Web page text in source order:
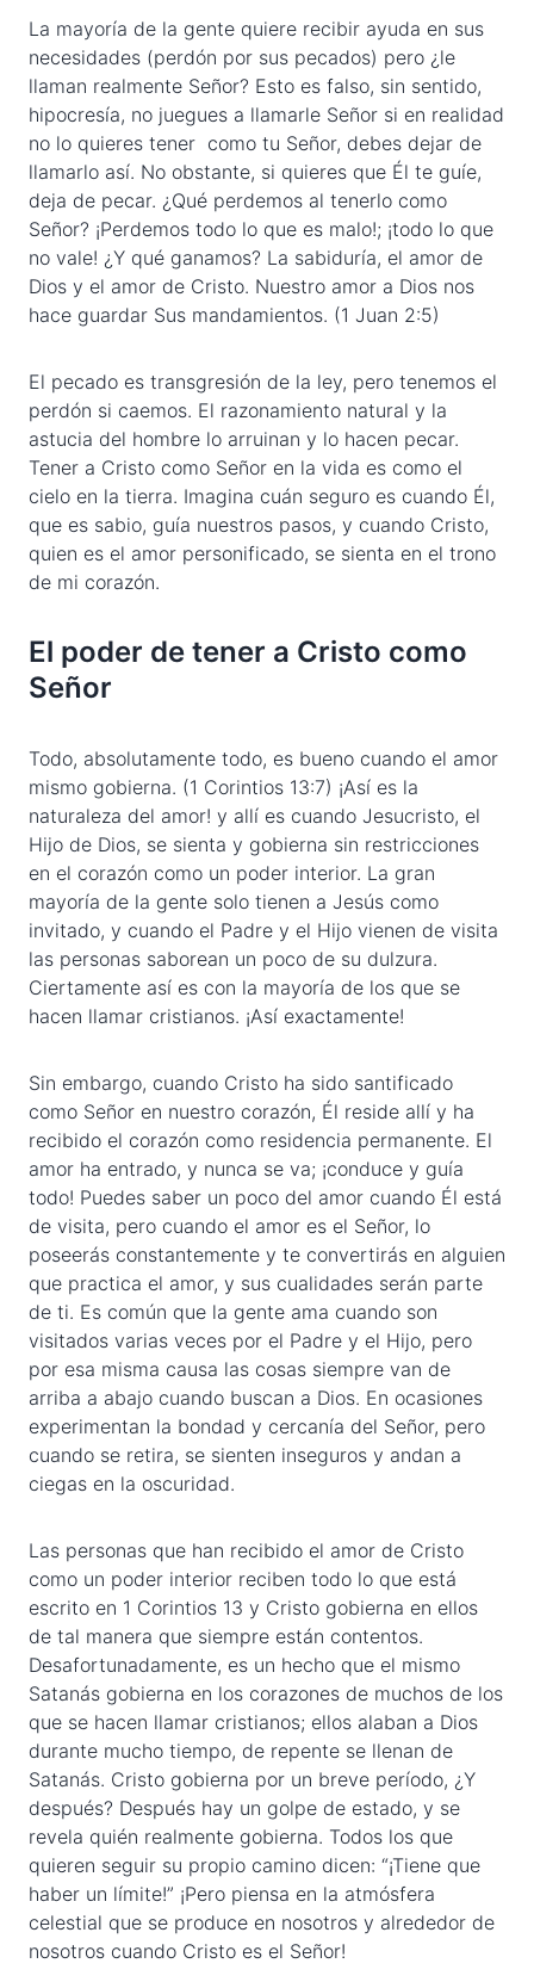
La mayoría de la gente quiere recibir ayuda en sus
necesidades (perdón por sus pecados) pero ¿le
llaman realmente Señor? Esto es falso, sin sentido,
hipocresía, no juegues a llamarle Señor si en realidad
no lo quieres tener como tu Señor, debes dejar de
llamarlo así. No obstante, si quieres que Él te guíe,
deja de pecar. ¿Qué perdemos al tenerlo como
Señor? ¡Perdemos todo lo que es malo!; ¡todo lo que
no vale! ¿Y qué ganamos? La sabiduría, el amor de
Dios y el amor de Cristo. Nuestro amor a Dios nos
hace guardar Sus mandamientos. (1 Juan 2:5)
El pecado es transgresión de la ley, pero tenemos el
perdón si caemos. El razonamiento natural y la
astucia del hombre lo arruinan y lo hacen pecar.
Tener a Cristo como Señor en la vida es como el
cielo en la tierra. Imagina cuán seguro es cuando Él,
que es sabio, guía nuestros pasos, y cuando Cristo,
quien es el amor personificado, se sienta en el trono
de mi corazón.
El poder de tener a Cristo como
Señor
Todo, absolutamente todo, es bueno cuando el amor
mismo gobierna. (1 Corintios 13:7) ¡Así es la
naturaleza del amor! y allí es cuando Jesucristo, el
Hijo de Dios, se sienta y gobierna sin restricciones
en el corazón como un poder interior. La gran
mayoría de la gente solo tienen a Jesús como
invitado, y cuando el Padre y el Hijo vienen de visita
las personas saborean un poco de su dulzura.
Ciertamente así es con la mayoría de los que se
hacen llamar cristianos. ¡Así exactamente!
Sin embargo, cuando Cristo ha sido santificado
como Señor en nuestro corazón, Él reside allí y ha
recibido el corazón como residencia permanente. El
amor ha entrado, y nunca se va; ¡conduce y guía
todo! Puedes saber un poco del amor cuando Él está
de visita, pero cuando el amor es el Señor, lo
poseerás constantemente y te convertirás en alguien
que practica el amor, y sus cualidades serán parte
de ti. Es común que la gente ama cuando son
visitados varias veces por el Padre y el Hijo, pero
por esa misma causa las cosas siempre van de
arriba a abajo cuando buscan a Dios. En ocasiones
experimentan la bondad y cercanía del Señor, pero
cuando se retira, se sienten inseguros y andan a
ciegas en la oscuridad.
Las personas que han recibido el amor de Cristo
como un poder interior reciben todo lo que está
escrito en 1 Corintios 13 y Cristo gobierna en ellos
de tal manera que siempre están contentos.
Desafortunadamente, es un hecho que el mismo
Satanás gobierna en los corazones de muchos de los
que se hacen llamar cristianos; ellos alaban a Dios
durante mucho tiempo, de repente se llenan de
Satanás. Cristo gobierna por un breve período, ¿Y
después? Después hay un golpe de estado, y se
revela quién realmente gobierna. Todos los que
quieren seguir su propio camino dicen: “¡Tiene que
haber un límite!” ¡Pero piensa en la atmósfera
celestial que se produce en nosotros y alrededor de
nosotros cuando Cristo es el Señor!